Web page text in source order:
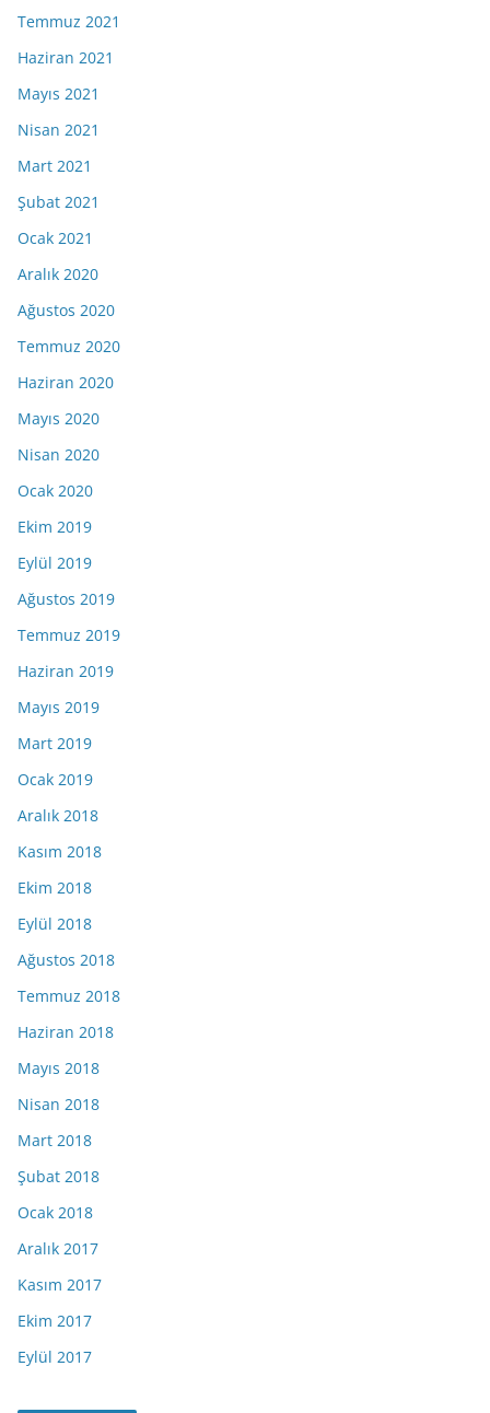
Temmuz 2021
Haziran 2021
Mayıs 2021
Nisan 2021
Mart 2021
Şubat 2021
Ocak 2021
Aralık 2020
Ağustos 2020
Temmuz 2020
Haziran 2020
Mayıs 2020
Nisan 2020
Ocak 2020
Ekim 2019
Eylül 2019
Ağustos 2019
Temmuz 2019
Haziran 2019
Mayıs 2019
Mart 2019
Ocak 2019
Aralık 2018
Kasım 2018
Ekim 2018
Eylül 2018
Ağustos 2018
Temmuz 2018
Haziran 2018
Mayıs 2018
Nisan 2018
Mart 2018
Şubat 2018
Ocak 2018
Aralık 2017
Kasım 2017
Ekim 2017
Eylül 2017